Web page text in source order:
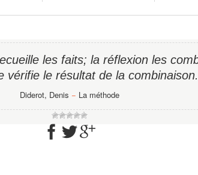
les faits; la réflexion les
vérifie le résultat de la combinaison.
Diderot, Denis − La méthode